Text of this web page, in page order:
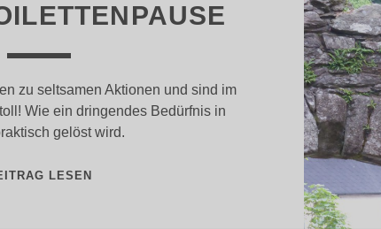
zu seltsamen Aktionen und sind im
Wie ein dringendes Bedürfnis in
gelöst wird.
LESEN